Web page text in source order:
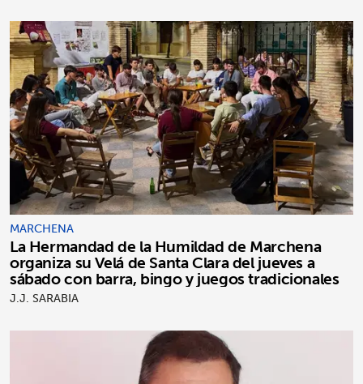
MARCHENA
La Hermandad de la Humildad de Marchena
organiza su Velá de Santa Clara del jueves a
sábado con barra, bingo y juegos tradicionales
J.J. SARABIA